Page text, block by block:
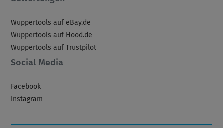
Wuppertools auf eBay.de
Wuppertools auf Hood.de
Wuppertools auf Trustpilot
Social Media
Facebook
Instagram